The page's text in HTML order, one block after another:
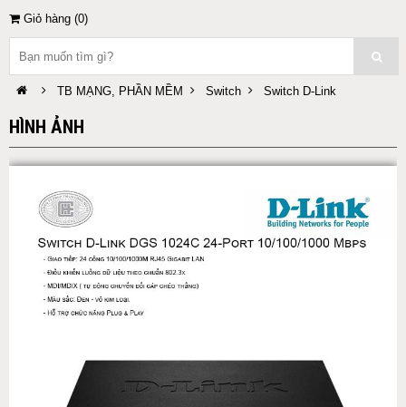
Giỏ hàng (0)
TB MẠNG, PHẦN MỀM Switch Switch D-Link
HÌNH ẢNH